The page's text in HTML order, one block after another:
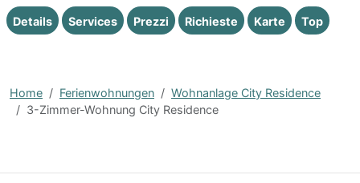
Home Ferienwohnungen
Wohnanlage City Residence
3-Zimmer-Wohnung City Residence
Details Services Prezzi Richieste Karte Top